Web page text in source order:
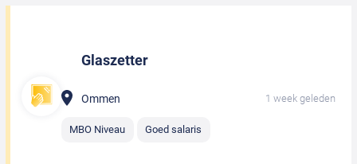
Glaszetter
Ommen 1 week geleden
MBO Niveau Goed salaris